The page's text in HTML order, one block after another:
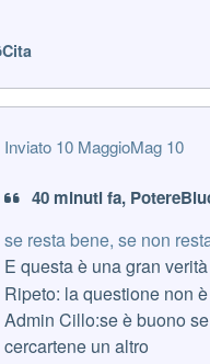
Cita
Inviato 10 MaggioMag 10
40 minuti fa,
se resta bene, se non
E questa è una gran
Ripeto: la questione non
Admin Cillo:se è buono
cercartene un altro